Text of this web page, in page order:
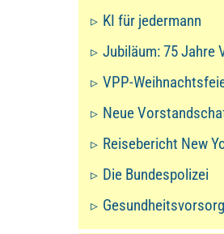
KI für jedermann
Jubiläum: 75 Jahre
VPP-
Neue
Reisebericht New
Die Bundespolizei